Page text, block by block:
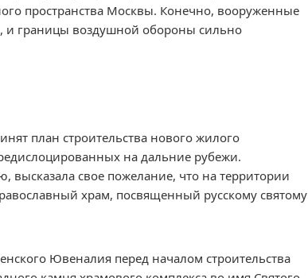
пространства Москвы. Конечно, вооруженные
и границы воздушной обороны сильно
план строительства нового жилого
на дальние рубежи.
высказала свое пожелание, что на территории
храм, посвященный русскому святому
Ювеналия перед началом строительства